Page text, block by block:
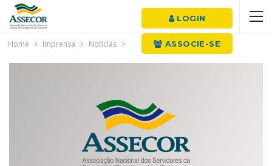
LOGIN
ASSOCIE-SE
Home Imprensa Notícias